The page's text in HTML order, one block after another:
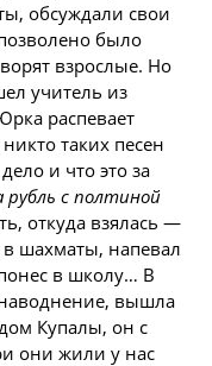
обсуждали свои
было
взрослые. Но
учитель из
распевает
таких песен
и что это за
рубль с полтиной
откуда взялась —
в шахматы, напевал
в школу… В
вышла
Купалы, он с
они жили у нас